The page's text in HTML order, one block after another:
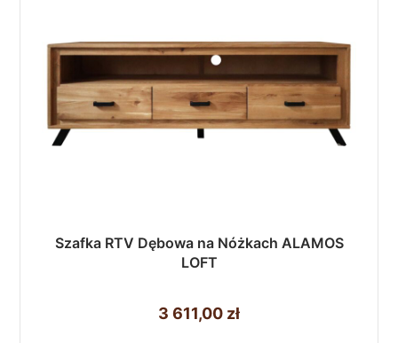
Szafka RTV Dębowa na Nóżkach ALAMOS
LOFT
3 611,00 zł